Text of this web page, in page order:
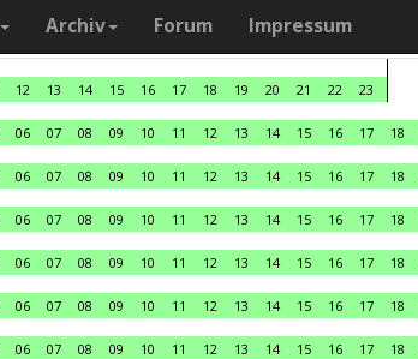
Archiv Forum Impressum
12 13 14 15 16 17 18 19 20 21 22
23
06 07 08 09 10 11 12 13 14 15 16 17 18
06 07 08 09 10 11 12 13 14 15 16 17 18
06 07 08 09 10 11 12 13 14 15 16 17 18
06 07 08 09 10 11 12 13 14 15 16 17 18
06 07 08 09 10 11 12 13 14 15 16 17 18
06 07 08 09 10 11 12 13 14 15 16 17 18